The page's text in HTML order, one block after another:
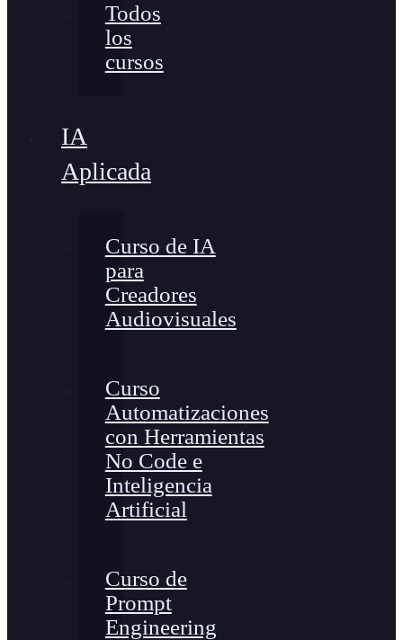
Todos
los
cursos
IA
Aplicada
Curso de IA
para
Creadores
Audiovisuales
Curso
Automatizaciones
con Herramientas
No Code e
Inteligencia
Artificial
Curso de
Prompt
Engineering